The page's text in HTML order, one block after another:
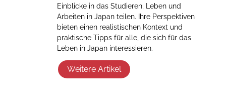
Einblicke in das Studieren, Leben und
Arbeiten in Japan teilen. Ihre Perspektiven
bieten einen realistischen Kontext und
praktische Tipps für alle, die sich für das
Leben in Japan interessieren.
Weitere Artikel